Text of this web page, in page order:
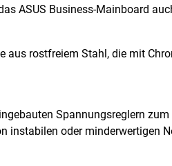
ASUS Business-Mainboard
aus rostfreiem Stahl, die mit
Spannungsreglern
instabilen oder minderwertigen